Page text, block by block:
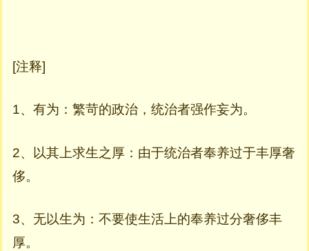
[注释]
1、有为：繁苛的政治，统治者强作妄为。
2、以其上求生之厚：由于统治者奉养过于丰厚奢
侈。
3、无以生为：不要使生活上的奉养过分奢侈丰
厚。